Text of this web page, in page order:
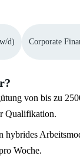
d) Corporate
von bis zu
Qualifikation.
hybrides
Woche.